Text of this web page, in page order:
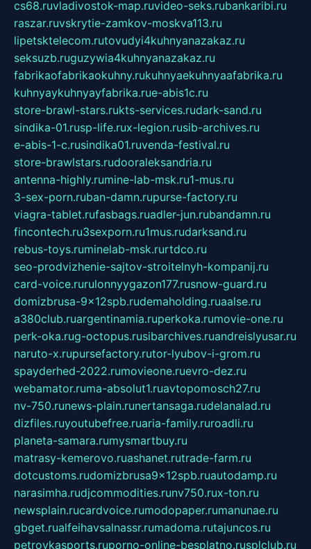
cs68.ruvladivostok-map.ruvideo-seks.rubankaribi.ru
raszar.ruvskrytie-zamkov-moskva113.ru
lipetsktelecom.rutovudyi4kuhnyanazakaz.ru
seksuzb.ruguzywia4kuhnyanazakaz.ru
fabrikaofabrikaokuhny.rukuhnyaekuhnyaafabrika.ru
kuhnyaykuhnyayfabrika.rue-abis1c.ru
store-brawl-stars.rukts-services.rudark-sand.ru
sindika-01.rusp-life.rux-legion.rusib-archives.ru
e-abis-1-c.rusindika01.ruvenda-festival.ru
store-brawlstars.rudooraleksandria.ru
antenna-highly.rumine-lab-msk.ru1-mus.ru
3-sex-porn.ruban-damn.rupurse-factory.ru
viagra-tablet.rufasbags.ruadler-jun.rubandamn.ru
fincontech.ru3sexporn.ru1mus.rudarksand.ru
rebus-toys.ruminelab-msk.rurtdco.ru
seo-prodvizhenie-sajtov-stroitelnyh-kompanij.ru
card-voice.rurulonnyygazon177.rusnow-guard.ru
domizbrusa-9x12spb.rudemaholding.ruaalse.ru
a380club.ruargentinamia.ruperkoka.rumovie-one.ru
perk-oka.rug-octopus.rusibarchives.ruandreislyusar.ru
naruto-x.rupursefactory.rutor-lyubov-i-grom.ru
spayderhed-2022.rumovieone.ruevro-dez.ru
webamator.ruma-absolut1.ruavtopomosch27.ru
nv-750.runews-plain.runertansaga.rudelanalad.ru
dizfiles.ruyoutubefree.ruaria-family.ruroadli.ru
planeta-samara.rumysmartbuy.ru
matrasy-kemerovo.ruashanet.rutrade-farm.ru
dotcustoms.rudomizbrusa9x12spb.ruautodamp.ru
narasimha.rudjcommodities.runv750.rux-ton.ru
newsplain.rucardvoice.rumodopaper.rumanunae.ru
gbget.rualfeihavsalnassr.rumadoma.rutajuncos.ru
petrovkasports.ruporno-online-besplatno.rusplclub.ru